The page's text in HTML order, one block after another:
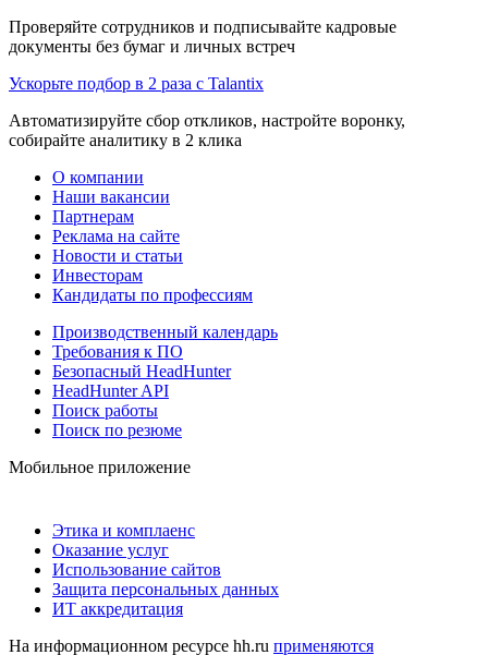
Проверяйте сотрудников и подписывайте кадровые
документы без бумаг и личных встреч
Ускорьте подбор в 2 раза с Talantix
Автоматизируйте сбор откликов, настройте воронку,
собирайте аналитику в 2 клика
О компании
Наши вакансии
Партнерам
Реклама на сайте
Новости и статьи
Инвесторам
Кандидаты по профессиям
Производственный календарь
Требования к ПО
Безопасный HeadHunter
HeadHunter API
Поиск работы
Поиск по резюме
Мобильное приложение
Этика и комплаенс
Оказание услуг
Использование сайтов
Защита персональных данных
ИТ аккредитация
На информационном ресурсе hh.ru применяются